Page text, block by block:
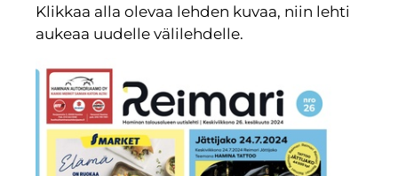
Klikkaa alla olevaa lehden kuvaa, niin lehti
aukeaa uudelle välilehdelle.